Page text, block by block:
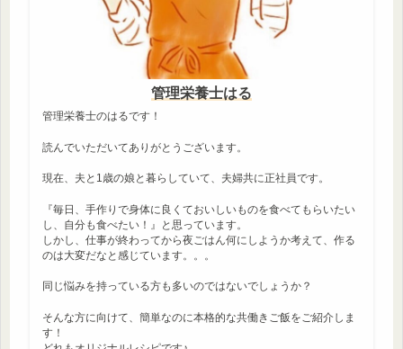
管理栄養士はる
管理栄養士のはるです！
読んでいただいてありがとうございます。
現在、夫と1歳の娘と暮らしていて、夫婦共に正社員です。
『毎日、手作りで身体に良くておいしいものを食べてもらいたい
し、自分も食べたい！』と思っています。
しかし、仕事が終わってから夜ごはん何にしようか考えて、作る
のは大変だなと感じています。。。
同じ悩みを持っている方も多いのではないでしょうか？
そんな方に向けて、簡単なのに本格的な共働きご飯をご紹介しま
す！